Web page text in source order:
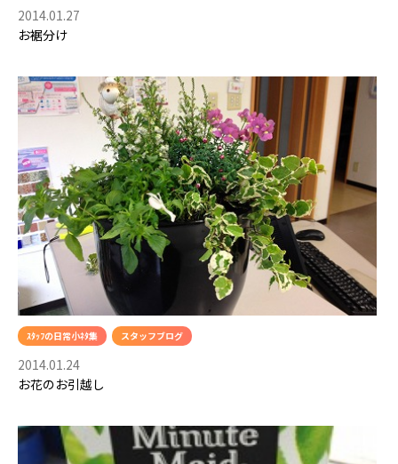
2014.01.27
お裾分け
ｽﾀｯﾌの日常小ﾈﾀ集 スタッフブログ
2014.01.24
お花のお引越し